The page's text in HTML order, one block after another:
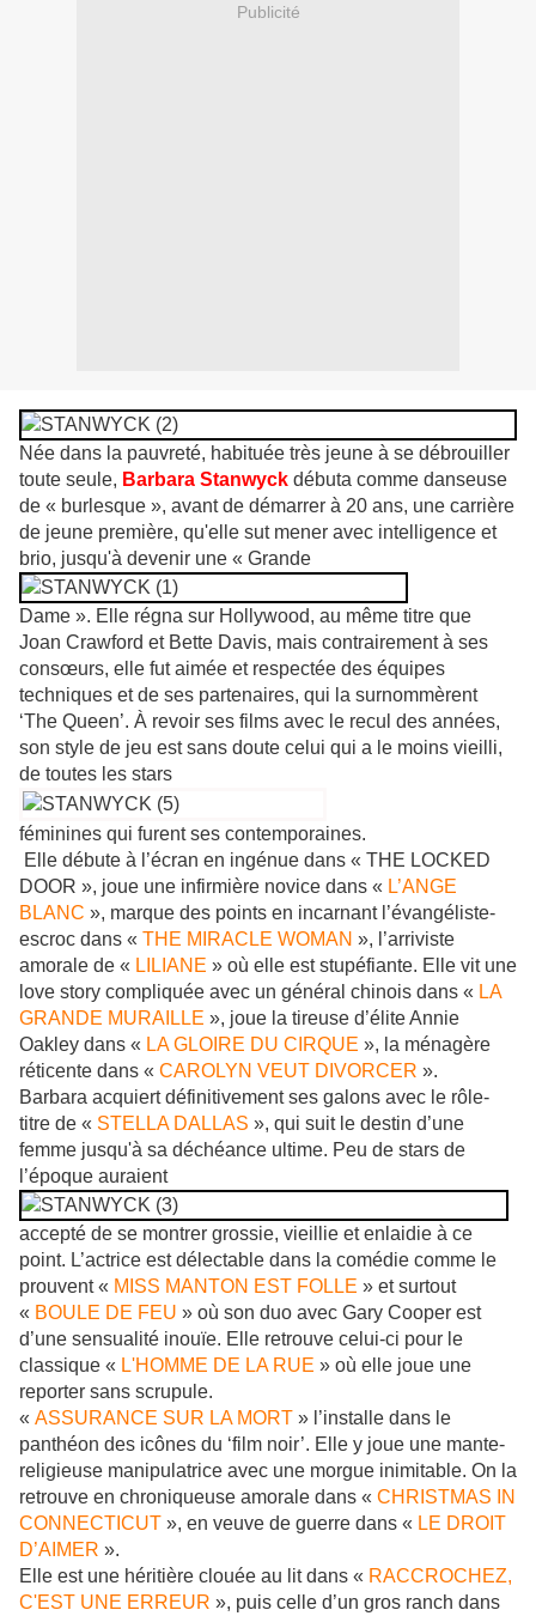
Publicité
Née dans la pauvreté, habituée très jeune à se débrouiller
toute seule, Barbara Stanwyck débuta comme danseuse
de « burlesque », avant de démarrer à 20 ans, une carrière
de jeune première, qu'elle sut mener avec intelligence et
brio, jusqu'à devenir une « Grande
Dame ». Elle régna sur Hollywood, au même titre que
Joan Crawford et Bette Davis, mais contrairement à ses
consœurs, elle fut aimée et respectée des équipes
techniques et de ses partenaires, qui la surnommèrent
‘The Queen’. À revoir ses films avec le recul des années,
son style de jeu est sans doute celui qui a le moins vieilli,
de toutes les stars
féminines qui furent ses contemporaines.
Elle débute à l’écran en ingénue dans « THE LOCKED
DOOR », joue une infirmière novice dans « L’ANGE
BLANC », marque des points en incarnant l’évangéliste-
escroc dans « THE MIRACLE WOMAN », l’arriviste
amorale de « LILIANE » où elle est stupéfiante. Elle vit une
love story compliquée avec un général chinois dans « LA
GRANDE MURAILLE », joue la tireuse d’élite Annie
Oakley dans « LA GLOIRE DU CIRQUE », la ménagère
réticente dans « CAROLYN VEUT DIVORCER ».
Barbara acquiert définitivement ses galons avec le rôle-
titre de « STELLA DALLAS », qui suit le destin d’une
femme jusqu'à sa déchéance ultime. Peu de stars de
l’époque auraient
accepté de se montrer grossie, vieillie et enlaidie à ce
point. L’actrice est délectable dans la comédie comme le
prouvent « MISS MANTON EST FOLLE » et surtout
« BOULE DE FEU » où son duo avec Gary Cooper est
d’une sensualité inouïe. Elle retrouve celui-ci pour le
classique « L'HOMME DE LA RUE » où elle joue une
reporter sans scrupule.
« ASSURANCE SUR LA MORT » l’installe dans le
panthéon des icônes du ‘film noir’. Elle y joue une mante-
religieuse manipulatrice avec une morgue inimitable. On la
retrouve en chroniqueuse amorale dans « CHRISTMAS IN
CONNECTICUT », en veuve de guerre dans « LE DROIT
D’AIMER ».
Elle est une héritière clouée au lit dans « RACCROCHEZ,
C'EST UNE ERREUR », puis celle d’un gros ranch dans